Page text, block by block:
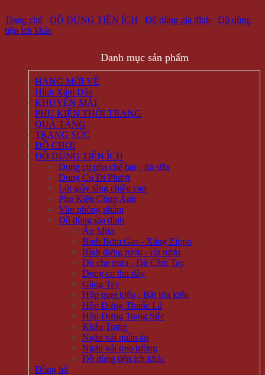
Trang chủ / ĐỒ DÙNG TIỆN ÍCH / Đồ dùng gia đình / Đồ dùng
tiện ích khác
Danh mục sản phẩm
HÀNG MỚI VỀ
Hình Xăm Dán
KHUYẾN MÃI
PHỤ KIỆN THỜI TRANG
QUÀ TẶNG
TRANG SỨC
ĐỒ CHƠI
ĐỒ DÙNG TIỆN ÍCH
Dụng cụ pha chế bar - trà sữa
Dụng Cụ Đi Phượt
Lót giày tăng chiều cao
Phụ Kiện Chụp Ảnh
Văn phòng phẩm
Đồ dùng gia đình
Áo Mưa
Bình Bơm Gas - Xăng Zippo
Bình đựng rượu - rót rượu
Dù che mưa - Dù Cầm Tay
Dụng cụ thu dây
Găng Tay
Hộp quẹt kiểu - Bật lửa kiểu
Hộp Đựng Thuốc Lá
Hộp Đựng Trang Sức
Khẩu Trang
Ngăn vải quần áo
Ngăn vải treo tường
Đồ dùng tiện ích khác
Đồng hồ